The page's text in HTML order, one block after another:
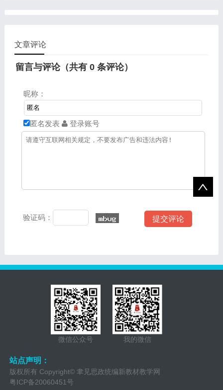
《中华人民共和国职业教育
生的法治意识。 4.健全人
导学生学会适应环境。 5.
公共参与：通过议学活动，
文章评论
留言与评论（共有 0条评论）
昵称：
匿名发表 登录账号
验证码：
微信公众号 我的微信
站点声明：
版权所有 Copyright© 聿见思政统编新教材教学网
粤ICP备20060451号